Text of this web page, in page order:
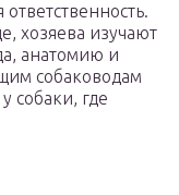
хозяева изучают
анатомию и
собаководам
собаки, где